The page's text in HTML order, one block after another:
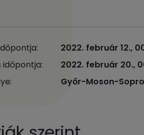
2022. február 12.,
időpontja:
2022. február 20.,
Győr-Moson-